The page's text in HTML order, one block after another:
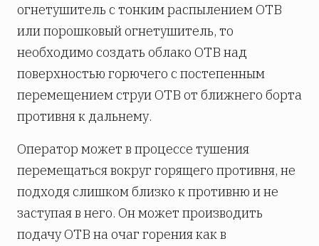
огнетушитель с тонким распылением ОТВ
или порошковый огнетушитель, то
необходимо создать облако ОТВ над
поверхностью горючего с постепенным
перемещением струи ОТВ от ближнего борта
противня к дальнему.
Оператор может в процессе тушения
перемещаться вокруг горящего противня, не
подходя слишком близко к противню и не
заступая в него. Он может производить
подачу ОТВ на очаг горения как в